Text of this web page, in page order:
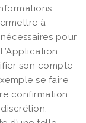
à
pour
son compte
se faire
confirmation